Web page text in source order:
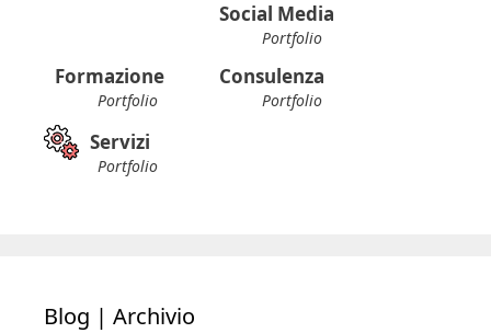
Social Media
Portfolio
Formazione
Portfolio
Consulenza
Portfolio
Servizi
Portfolio
Blog | Archivio